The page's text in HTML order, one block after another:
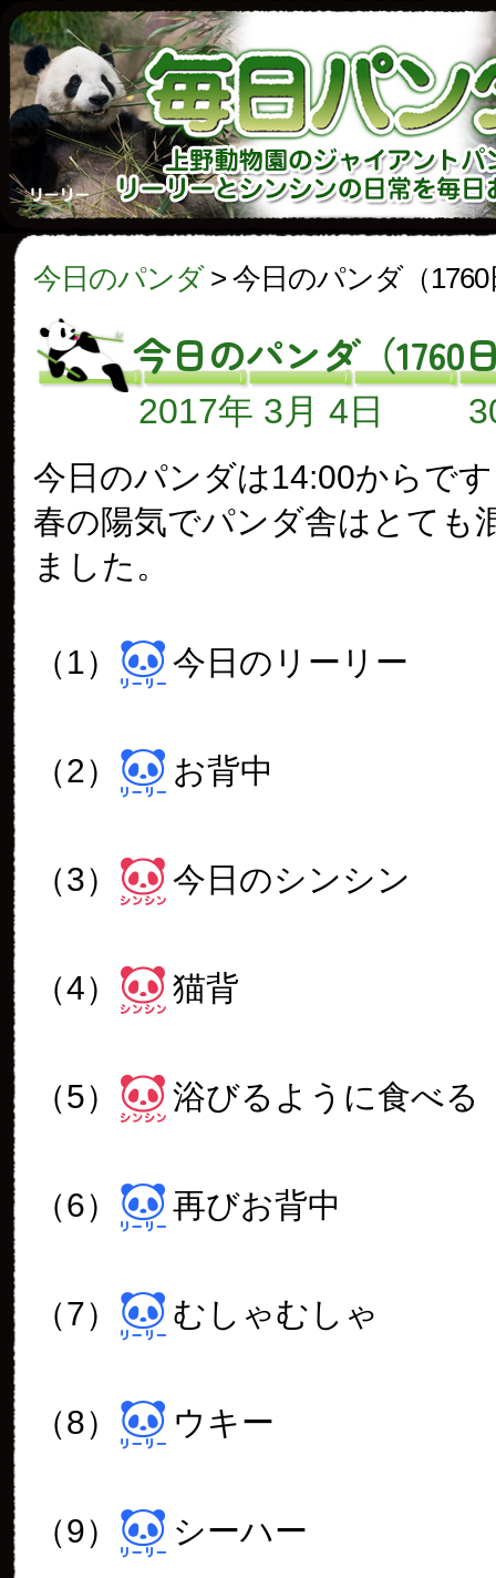
今日のパンダ> 今日のパンダ（1760
今日のパンダ（1760
2017年 3月 4日
今日のパンダは14:00からで
春の陽気でパンダ舎はとても
ました。
（1） 今日のリーリー
（2） お背中
（3） 今日のシンシン
（4） 猫背
（5） 浴びるように食べる
（6） 再びお背中
（7） むしゃむしゃ
（8） ウキー
（9） シーハー